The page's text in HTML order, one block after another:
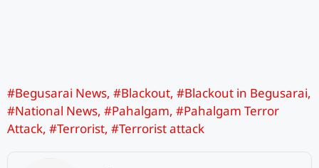
#Begusarai News, #Blackout, #Blackout in Begusarai,
#National News, #Pahalgam, #Pahalgam Terror
Attack, #Terrorist, #Terrorist attack